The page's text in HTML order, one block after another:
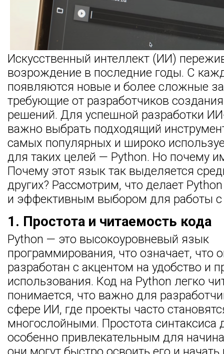
Искусственный интеллект (ИИ)
возрождение в последние годы. С
появляются новые и более сложные
требующие от разработчиков
решений. Для успешной разработки
важно выбрать подходящий
самых популярных и широко
для таких целей — Python. Но почему
Почему этот язык так выделяется
других? Рассмотрим, что делает
и эффективным выбором для работы
1. Простота и читаемость кода
Python — это высокоуровневый язык
программирования, что означает, что
разработан с акцентом на удобство и
использования. Код на Python легко
понимается, что важно для
сфере ИИ, где проекты часто
многослойными. Простота синтаксиса
особенно привлекательным для